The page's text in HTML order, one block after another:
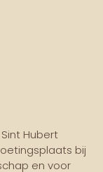
Hubert
bij
en voor